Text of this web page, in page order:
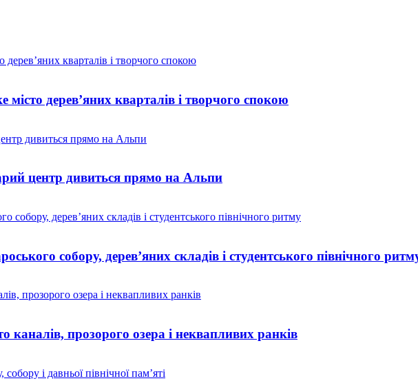
місто дерев’яних кварталів і творчого спокою
центр дивиться прямо на Альпи
собору, дерев’яних складів і студентського північного
каналів, прозорого озера і неквапливих ранків